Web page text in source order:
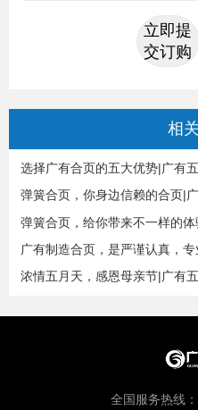
立即提
交订购
相关
选择广有合页的五大优势|广有
浓情五月天，感恩母亲节|广有
全国服务热线：